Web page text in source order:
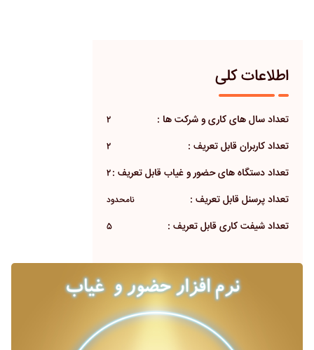
اطلاعات کلی
تعداد سال های کاری و شرکت ها : 2
تعداد کاربران قابل تعریف : 2
تعداد دستگاه های حضور و غیاب قابل تعریف :2
تعداد پرسنل قابل تعریف : نامحدود
تعداد شیفت کاری قابل تعریف : 5